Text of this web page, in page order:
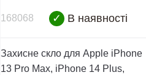
168068 ✓ В наявності
Захисне скло для Apple iPhone
13 Pro Max, iPhone 14 Plus,